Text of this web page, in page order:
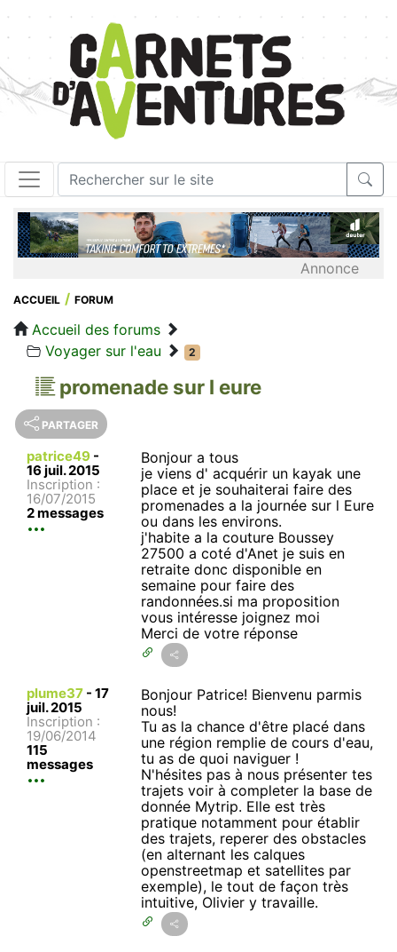
Annonce
ACCUEIL FORUM
Accueil des forums
Voyager sur l'eau
2
promenade sur l eure
PARTAGER
patrice49 -
16 juil. 2015
Inscription :
16/07/2015
2 messages
Bonjour a tous
je viens d' acquérir un kayak une
place et je souhaiterai faire des
promenades a la journée sur l Eure
ou dans les environs.
j'habite a la couture Boussey
27500 a coté d'Anet je suis en
retraite donc disponible en
semaine pour faire des
randonnées.si ma proposition
vous intéresse joignez moi
Merci de votre réponse
plume37 - 17
juil. 2015
Inscription :
19/06/2014
115
messages
Bonjour Patrice! Bienvenu parmis
nous!
Tu as la chance d'être placé dans
une région remplie de cours d'eau,
tu as de quoi naviguer !
N'hésites pas à nous présenter tes
trajets voir à completer la base de
donnée Mytrip. Elle est très
pratique notamment pour établir
des trajets, reperer des obstacles
(en alternant les calques
openstreetmap et satellites par
exemple), le tout de façon très
intuitive, Olivier y travaille.